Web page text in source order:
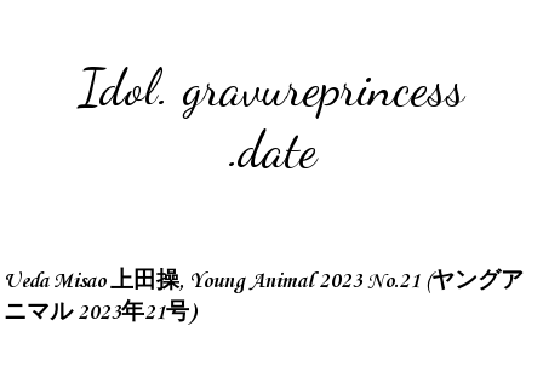
Idol. gravureprincess
.date
Ueda Misao 上田操, Young Animal 2023 No.21 (ヤングア
ニマル 2023年21号)